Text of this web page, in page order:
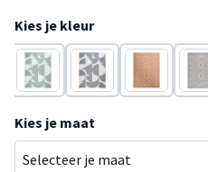
Kies je kleur
Groen Grijs TerracottaGrijs
Kies je maat